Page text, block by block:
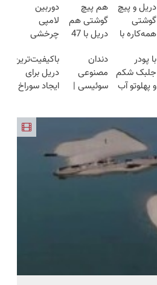
دریل و پیچ
گوشتی
همه‌کاره با
هوشمند ⚙️
(نصف
قیمت بازار
هم پیچ
گوشتی هم
دریل با 47
کاربردی! تا
تخفیف داره
بخرش!🔥
دوربین
لامپی
چرخشی
فقط امروز
حراج شد🔥
پرداخت
با پودر
جلبک شکم
و پهلوتو آب
دندان
مصنوعی
سوئیسی |
ویزیت
رایگان+پرداخت
اقساطی😍
باکیفیت‌ترین
دریل برای
ایجاد سوراخ